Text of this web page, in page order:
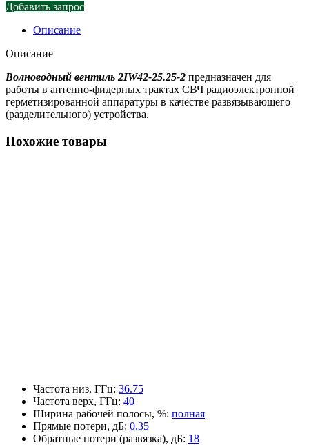
Добавить запрос
Описание
Описание
Волноводный вентиль 2IW42-25.25-2 предназначен для
работы в антенно-фидерных трактах СВЧ радиоэлектронной
герметизированной аппаратуры в качестве развязывающего
(разделительного) устройства.
Похожие товары
Частота низ, ГГц: 36.75
Частота верх, ГГц: 40
Ширина рабочей полосы, %: полная
Прямые потери, дБ: 0.35
Обратные потери (развязка), дБ: 18